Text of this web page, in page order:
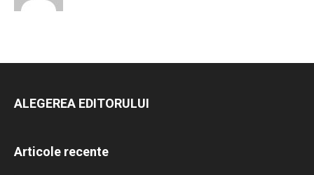
ALEGEREA EDITORULUI
Articole recente